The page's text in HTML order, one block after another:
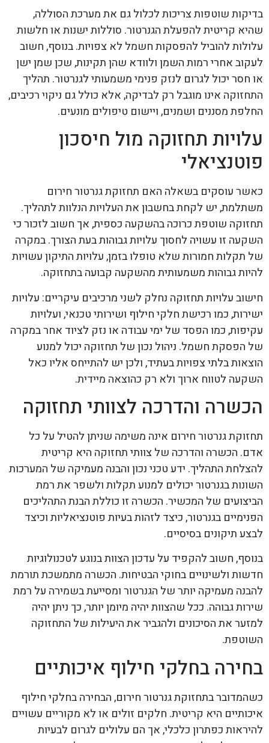
בדיקות שוטפות צריכות לכלול גם את מערכת הסוללה,
שהיא קריטית להפעלת הגנרטור. סוללות ישנות או חלשות
עלולות להוביל להפסקות חשמל לא צפויות. בנוסף, חשוב
לעקוב אחרי רמות השמן ולוודא שהן תקינות, שכן שמן ישן
או חסר יכול לגרום לנזק פנימי משמעותי לגנרטור. תהליך
התחזוקה אינו מוגבל רק לבדיקה, אלא כולל גם ניקוי רכיבים,
החלפת מסננים ושמנים, ויישום טיפולים מונעים.
עלויות תחזוקה מול חיסכון
פוטנציאלי
כאשר עוסקים בשאלה האם תחזוקת גנרטור חירום
משתלמת, יש לקחת בחשבון את העלויות הנלוות לתהליך.
תחזוקה שוטפת כרוכה בהשקעה כספית, אך חשוב לזכור כי
השקעה זו עשויה לחסוך עלויות גבוהות בעת הצורך. במקרה
של תקלות חמורות שלא טופלו בזמן, עלויות התיקון עשויות
להיות גבוהות משמעותית מהשקעה קבועה בתחזוקה.
חישוב עלויות תחזוקה נחלק לשני מרכיבים עיקריים: עלויות
ישירות, כמו רכישת חלקי חילוף ושירותי טכנאי, ועלויות
עקיפות, כמו הפסד של ימי עבודה או נזק לציוד אחר במקרה
של הפסקת חשמל. ניהול נכון של תחזוקה יכול למנוע
הוצאות בלתי צפויות בעתיד, ולכן יש להתייחס אליו כאל
השקעה לטווח ארוך ולא רק כהוצאה מיידית.
הכשרה והדרכה לצוותי תחזוקה
תחזוקת גנרטור חירום אינה משימה שניתן להטיל על כל
אדם. הכשרה והדרכה של צוותי תחזוקה היא קריטית
להצלחת התהליך. ידע טכני נכון והבנה מעמיקה של המערכות
השונות בגנרטור יכולים למנוע תקלות ולשפר את רמת
הביצועים של המכשיר. הכשרה זו כוללת הבנת התהליכים
הפנימיים בגנרטור, כיצד לזהות בעיות פוטנציאליות וכיצד
לבצע תיקונים בסיסיים.
בנוסף, חשוב להקפיד על עדכון הצוות בנוגע לטכנולוגיות
חדשות ולשינויים בחוקי הבטיחות. הכשרה מתמשכת תורמת
להבנה מעמיקה יותר של הגנרטור ומסייעת בשמירה על רמת
שירות גבוהה. ככל שהצוות יהיה מיומן יותר, כך ניתן יהיה
למזער את הסיכונים ולהגביר את היעילות של התחזוקה
השוטפת.
בחירה בחלקי חילוף איכותיים
כשהמדובר בתחזוקת גנרטור חירום, הבחירה בחלקי חילוף
איכותיים היא קריטית. חלקים זולים או לא מקוריים עשויים
להיראות כפתרון כלכלי, אך הם עלולים לגרום לבעיות